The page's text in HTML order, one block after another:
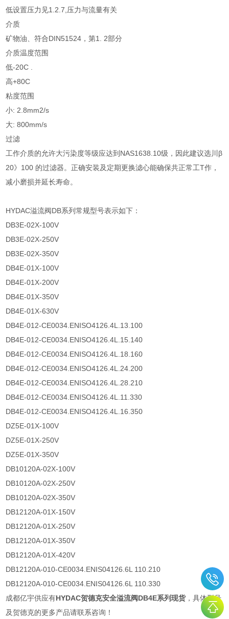
低设置压力见1.2.7,压力与流量有关
介质
矿物油、符合DIN51524，第1. 2部分
介质温度范围
低-20C .
高+80C
粘度范围
小: 2.8mm2/s
大: 800mm/s
过滤
工作介质的允许大污染度等级应达到NAS1638.10级，因此建议选川β
20》100 的过滤器。正确安装及定期更换滤心能确保共正常工T作，
减小磨损并延长寿命。
HYDAC溢流阀DB系列常规型号表示如下：
DB3E-02X-100V
DB3E-02X-250V
DB3E-02X-350V
DB4E-01X-100V
DB4E-01X-200V
DB4E-01X-350V
DB4E-01X-630V
DB4E-012-CE0034.ENISO4126.4L.13.100
DB4E-012-CE0034.ENISO4126.4L.15.140
DB4E-012-CE0034.ENISO4126.4L.18.160
DB4E-012-CE0034.ENISO4126.4L.24.200
DB4E-012-CE0034.ENISO4126.4L.28.210
DB4E-012-CE0034.ENISO4126.4L.11.330
DB4E-012-CE0034.ENISO4126.4L.16.350
DZ5E-01X-100V
DZ5E-01X-250V
DZ5E-01X-350V
DB10120A-02X-100V
DB10120A-02X-250V
DB10120A-02X-350V
DB12120A-01X-150V
DB12120A-01X-250V
DB12120A-01X-350V
DB12120A-01X-420V
DB12120A-010-CE0034.ENIS04126.6L 110.210
DB12120A-010-CE0034.ENIS04126.6L 110.330
成都亿宇供应有HYDAC贺德克安全溢流阀DB4E系列现货，具体型号
及贺德克的更多产品请联系咨询！